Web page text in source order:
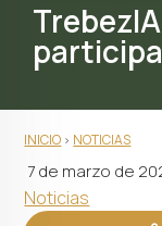
INICIO NOTICIAS
7 de marzo de
Noticias